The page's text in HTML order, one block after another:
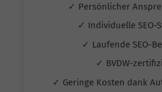
✓ Persönlicher
✓ Individuelle SEO-
✓ Laufende SEO-
✓ BVDW-
✓ Geringe Kosten dank